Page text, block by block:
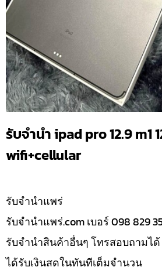
รับจำนำ ipad pro 12.9 m1
wifi+cellular
รับจํานำแพร่
รับจํานําแพร่.com เบอร์ 098 829
รับจำนำสินค้าอื่นๆ โทรสอบถามได้
ได้รับเงินสดในทันทีเต็มจำนวน